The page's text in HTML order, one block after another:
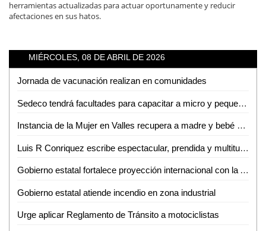
herramientas actualizadas para actuar oportunamente y reducir
afectaciones en sus hatos.
MIÉRCOLES, 08 DE ABRIL DE 2026
Jornada de vacunación realizan en comunidades
Sedeco tendrá facultades para capacitar a micro y pequeños empresarios en la detección de moneda falsa
Instancia de la Mujer en Valles recupera a madre y bebé sustraídos fuera del estado
Luis R Conriquez escribe espectacular, prendida y multitudinaria noche en la Fenae
Gobierno estatal fortalece proyección internacional con la Arena Potosí
Gobierno estatal atiende incendio en zona industrial
Urge aplicar Reglamento de Tránsito a motociclistas